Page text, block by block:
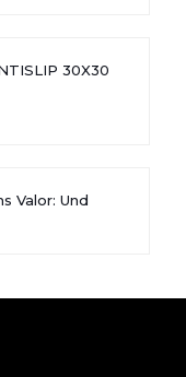
30X30
Valor: Und